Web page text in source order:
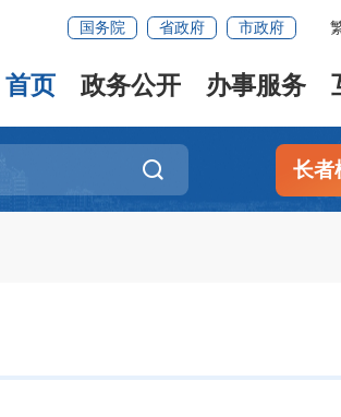
国务院 省政府 市政府
首页 政务公开 办事服务
长者